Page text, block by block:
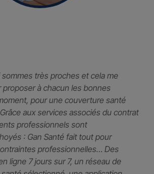
très proches et cela me
à chacun les bonnes
pour une couverture santé
aux services associés du contrat
professionnels sont
: Gan Santé fait tout pour
professionnelles… Des
ligne 7 jours sur 7, un réseau de